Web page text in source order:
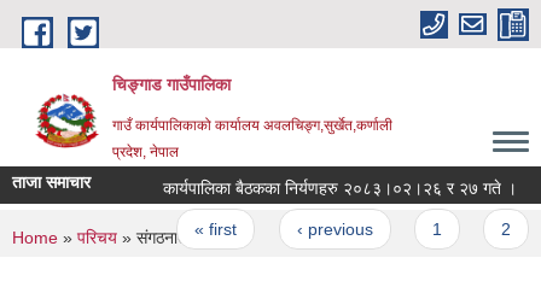
Skip to main content
चिङ्गाड गाउँपालिका
गाउँ कार्यपालिकाको कार्यालय अवलचिङ्ग,सुर्खेत,कर्णाली
प्रदेश, नेपाल
ताजा समाचार कार्यपालिका बैठकका निर्यणहरु २०८३।०२।२६ र २७ गते ।
Pages
« first ‹ previous
You are here
Home » परिचय » संगठनात्मक स्वरुप